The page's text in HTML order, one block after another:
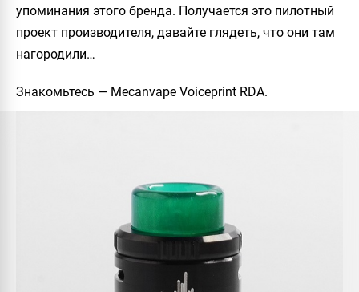
упоминания этого бренда. Получается это пилотный
проект производителя, давайте глядеть, что они там
нагородили…
Знакомьтесь — Mecanvape Voiceprint RDA.